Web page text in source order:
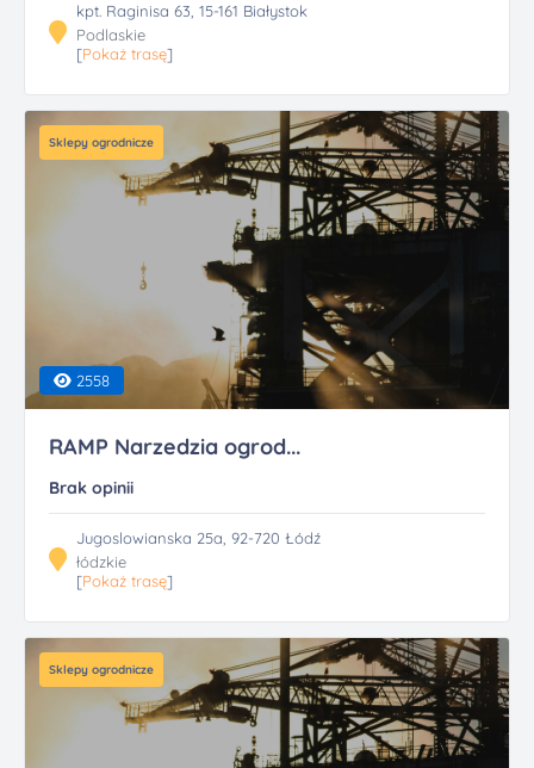
kpt. Raginisa 63, 15-161 Białystok
Podlaskie
[Pokaż trasę]
Sklepy ogrodnicze
2558
RAMP Narzedzia ogrod...
Brak opinii
Jugoslowianska 25a, 92-720 Łódź
łódzkie
[Pokaż trasę]
Sklepy ogrodnicze